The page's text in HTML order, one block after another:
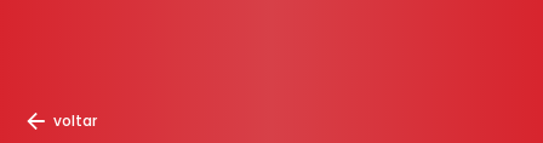
voltar